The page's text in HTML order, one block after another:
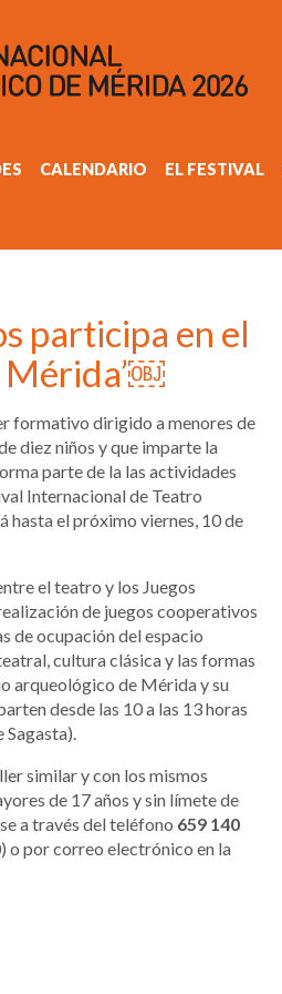
CALENDARIO EL FESTIVAL
participa en el
Mérida’￼
formativo dirigido a menores de
diez niños y que imparte la
parte de la las actividades
Internacional de Teatro
hasta el próximo viernes, 10 de
el teatro y los Juegos
de juegos cooperativos
de ocupación del espacio
cultura clásica y las formas
arqueológico de Mérida y su
desde las 10 a las 13 horas
similar y con los mismos
de 17 años y sin límete de
a través del teléfono 659 140
o por correo electrónico en la